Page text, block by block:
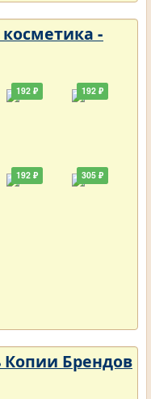
-
192 ₽
192 ₽
192 ₽
305 ₽
Копии Брендов